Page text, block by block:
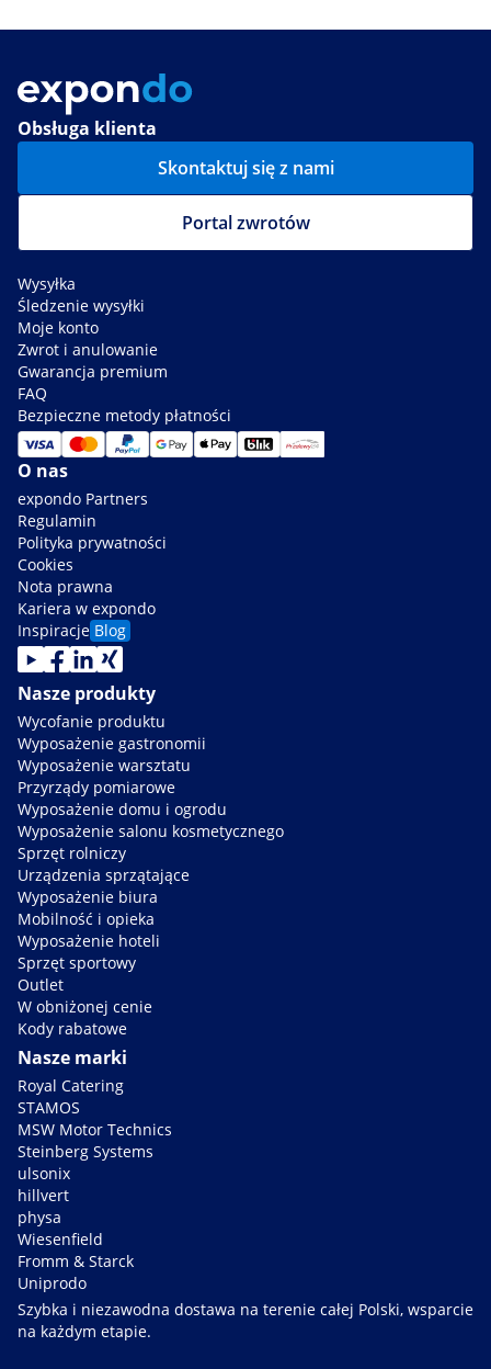
Obsługa klienta
Skontaktuj się z nami
Portal zwrotów
Wysyłka
Śledzenie wysyłki
Moje konto
Zwrot i anulowanie
Gwarancja premium
FAQ
Bezpieczne metody płatności
O nas
expondo Partners
Regulamin
Polityka prywatności
Cookies
Nota prawna
Kariera w expondo
Inspiracje Blog
Nasze produkty
Wycofanie produktu
Wyposażenie gastronomii
Wyposażenie warsztatu
Przyrządy pomiarowe
Wyposażenie domu i ogrodu
Wyposażenie salonu kosmetycznego
Sprzęt rolniczy
Urządzenia sprzątające
Wyposażenie biura
Mobilność i opieka
Wyposażenie hoteli
Sprzęt sportowy
Outlet
W obniżonej cenie
Kody rabatowe
Nasze marki
Royal Catering
STAMOS
MSW Motor Technics
Steinberg Systems
ulsonix
hillvert
physa
Wiesenfield
Fromm & Starck
Uniprodo
Szybka i niezawodna dostawa na terenie całej Polski, wsparcie
na każdym etapie.